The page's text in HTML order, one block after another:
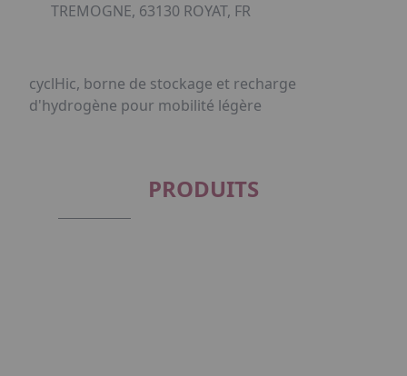
TREMOGNE, 63130 ROYAT, FR
cyclHic, borne de stockage et recharge
d'hydrogène pour mobilité légère
PRODUITS